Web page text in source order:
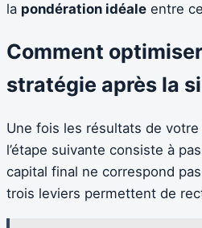
la pondération idéale entre
Comment
stratégie après la
Une fois les résultats de
l’étape suivante consiste à
capital final ne correspond
trois leviers permettent de